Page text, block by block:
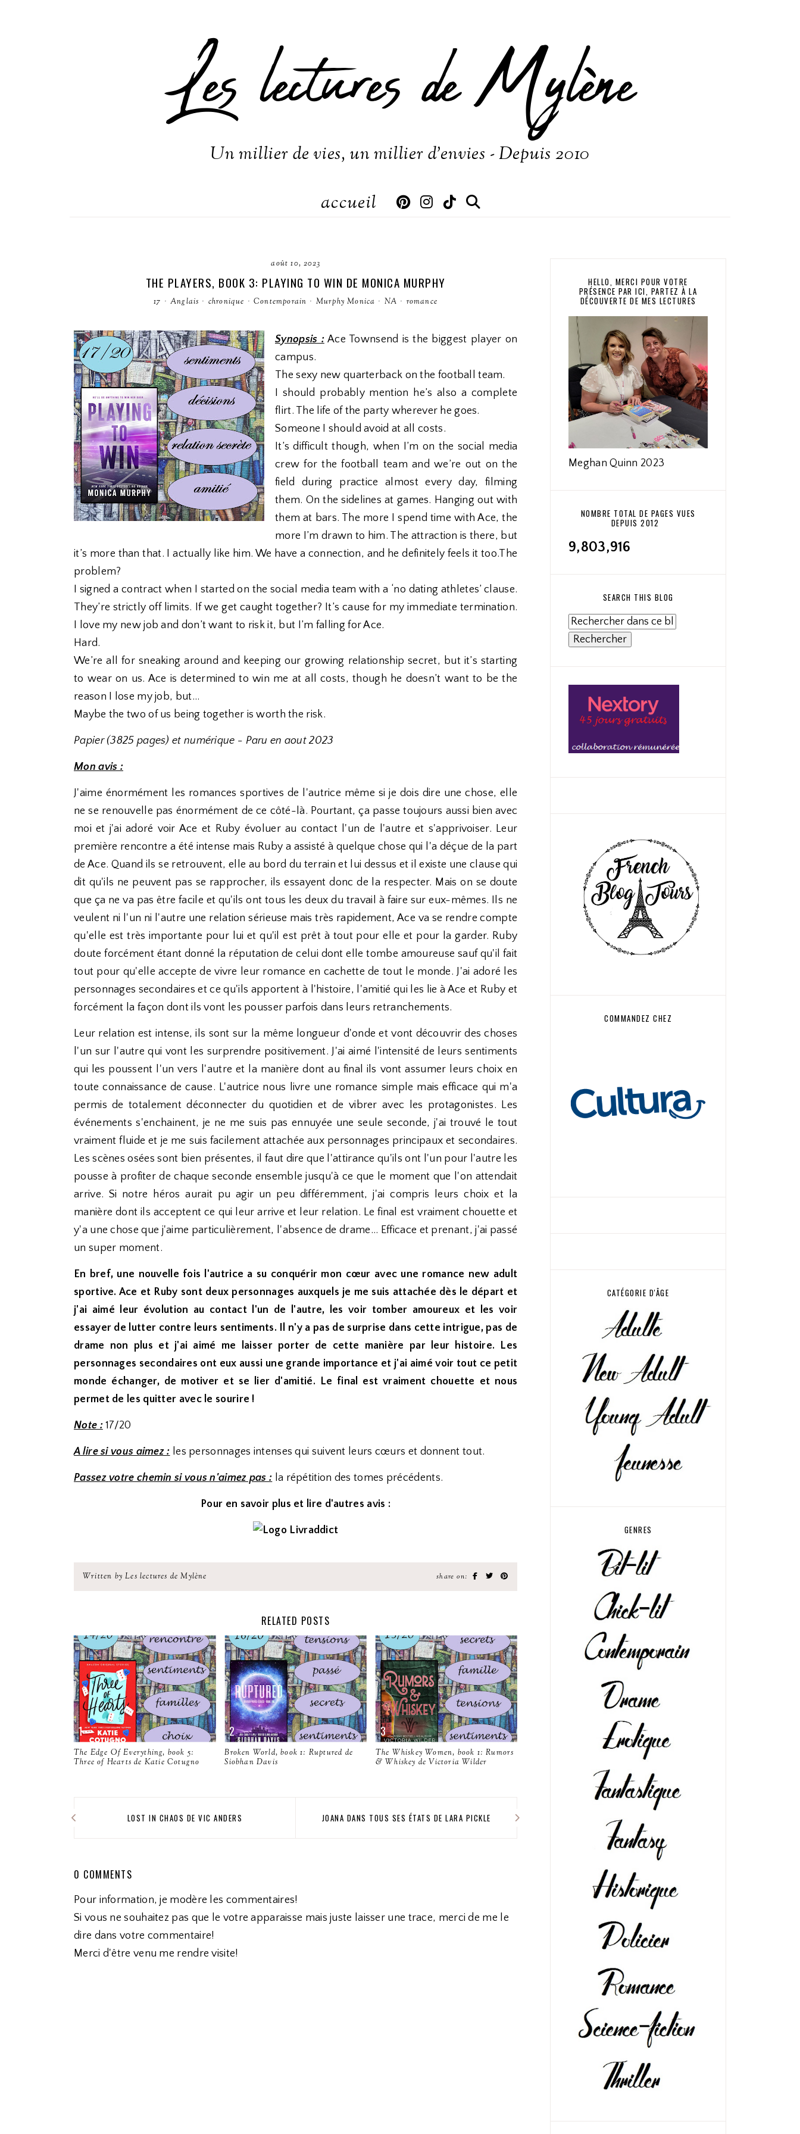
Les lectures de Mylène
Un millier de vies, un millier d'envies - Depuis 2010
accueil
août 10, 2023
THE PLAYERS, BOOK 3: PLAYING TO WIN DE MONICA MURPHY
17 · Anglais · chronique · Contemporain · Murphy Monica · NA · romance
Synopsis :Ace Townsend is the biggest player on
campus.
The sexy new quarterback on the football team.
I should probably mention he’s also a complete
flirt. The life of the party wherever he goes.
Someone I should avoid at all costs.
It’s difficult though, when I’m on the social media
crew for the football team and we’re out on the
field during practice almost every day, filming
them. On the sidelines at games. Hanging out with
them at bars. The more I spend time with Ace, the
more I’m drawn to him. The attraction is there, but
it’s more than that. I actually like him. We have a connection, and he definitely feels it too.The
problem?
I signed a contract when I started on the social media team with a ‘no dating athletes’ clause.
They’re strictly off limits. If we get caught together? It’s cause for my immediate termination.
I love my new job and don’t want to risk it, but I’m falling for Ace.
Hard.
We’re all for sneaking around and keeping our growing relationship secret, but it’s starting
to wear on us. Ace is determined to win me at all costs, though he doesn’t want to be the
reason I lose my job, but…
Maybe the two of us being together is worth the risk.
Papier (3825 pages) et numérique - Paru en aout 2023
Mon avis :
J'aime énormément les romances sportives de l'autrice même si je dois dire une chose, elle
ne se renouvelle pas énormément de ce côté-là. Pourtant, ça passe toujours aussi bien avec
moi et j'ai adoré voir Ace et Ruby évoluer au contact l'un de l'autre et s'apprivoiser. Leur
première rencontre a été intense mais Ruby a assisté à quelque chose qui l'a déçue de la part
de Ace. Quand ils se retrouvent, elle au bord du terrain et lui dessus et il existe une clause qui
dit qu'ils ne peuvent pas se rapprocher, ils essayent donc de la respecter. Mais on se doute
que ça ne va pas être facile et qu'ils ont tous les deux du travail à faire sur eux-mêmes. Ils ne
veulent ni l'un ni l'autre une relation sérieuse mais très rapidement, Ace va se rendre compte
qu'elle est très importante pour lui et qu'il est prêt à tout pour elle et pour la garder. Ruby
doute forcément étant donné la réputation de celui dont elle tombe amoureuse sauf qu'il fait
tout pour qu'elle accepte de vivre leur romance en cachette de tout le monde. J'ai adoré les
personnages secondaires et ce qu'ils apportent à l'histoire, l'amitié qui les lie à Ace et Ruby et
forcément la façon dont ils vont les pousser parfois dans leurs retranchements.
Leur relation est intense, ils sont sur la même longueur d'onde et vont découvrir des choses
l'un sur l'autre qui vont les surprendre positivement. J'ai aimé l'intensité de leurs sentiments
qui les poussent l'un vers l'autre et la manière dont au final ils vont assumer leurs choix en
toute connaissance de cause. L'autrice nous livre une romance simple mais efficace qui m'a
permis de totalement déconnecter du quotidien et de vibrer avec les protagonistes. Les
événements s'enchainent, je ne me suis pas ennuyée une seule seconde, j'ai trouvé le tout
vraiment fluide et je me suis facilement attachée aux personnages principaux et secondaires.
Les scènes osées sont bien présentes, il faut dire que l'attirance qu'ils ont l'un pour l'autre les
pousse à profiter de chaque seconde ensemble jusqu'à ce que le moment que l'on attendait
arrive. Si notre héros aurait pu agir un peu différemment, j'ai compris leurs choix et la
manière dont ils acceptent ce qui leur arrive et leur relation. Le final est vraiment chouette et
y'a une chose que j'aime particulièrement, l'absence de drame... Efficace et prenant, j'ai passé
un super moment.
En bref, une nouvelle fois l'autrice a su conquérir mon cœur avec une romance new adult
sportive. Ace et Ruby sont deux personnages auxquels je me suis attachée dès le départ et
j'ai aimé leur évolution au contact l'un de l'autre, les voir tomber amoureux et les voir
essayer de lutter contre leurs sentiments. Il n'y a pas de surprise dans cette intrigue, pas de
drame non plus et j'ai aimé me laisser porter de cette manière par leur histoire. Les
personnages secondaires ont eux aussi une grande importance et j'ai aimé voir tout ce petit
monde échanger, de motiver et se lier d'amitié. Le final est vraiment chouette et nous
permet de les quitter avec le sourire !
Note :17/20
A lire si vous aimez : les personnages intenses qui suivent leurs cœurs et donnent tout.
Passez votre chemin si vous n'aimez pas : la répétition des tomes précédents.
Pour en savoir plus et lire d'autres avis :
Written by Les lectures de Mylène share on:
RELATED POSTS
The Edge Of Everything, book 5:
Three of Hearts de Katie Cotugno
Broken World, book 1: Ruptured de
Siobhan Davis
The Whiskey Women, book 1: Rumors
& Whiskey de Victoria Wilder
LOST IN CHAOS DE VIC ANDERS JOANA DANS TOUS SES ÉTATS DE LARA PICKLE
0 COMMENTS
Pour information, je modère les commentaires!
Si vous ne souhaitez pas que le votre apparaisse mais juste laisser une trace, merci de me le
dire dans votre commentaire!
Merci d'être venu me rendre visite!
HELLO, MERCI POUR VOTRE
PRÉSENCE PAR ICI, PARTEZ À LA
DÉCOUVERTE DE MES LECTURES
Meghan Quinn 2023
NOMBRE TOTAL DE PAGES VUES
DEPUIS 2012
9,803,916
SEARCH THIS BLOG
COMMANDEZ CHEZ
CATÉGORIE D'ÂGE
GENRES